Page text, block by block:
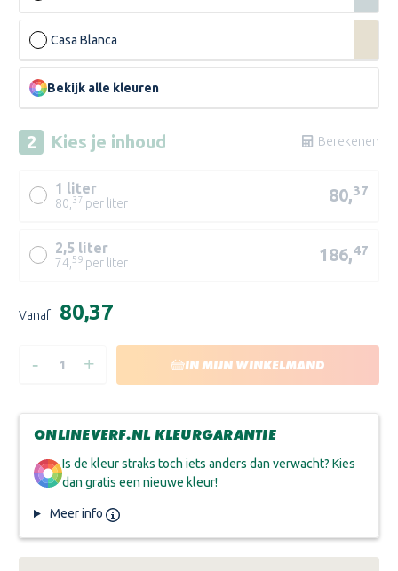
Casa Blanca
Bekijk alle kleuren
Kies je inhoud Berekenen
1 liter
80, 37 per liter 80,37
2,5 liter
74, 59per liter 186,47
CAO-
P
CAO-
TR
voorraad:
Vanaf €80,37
HOEVEELHEID
&
CARAZZO
- HOEVEELHEID
&
CARAZZO
+ IN MIJN WINKELMAND
ONLINEVERF.NL KLEURGARANTIE
Is de kleur straks toch iets anders dan verwacht? Kies
dan gratis een nieuwe kleur!
Meer info